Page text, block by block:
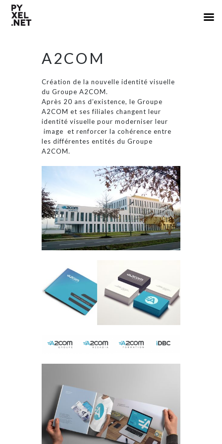
A2COM
Création de la nouvelle identité visuelle
du Groupe A2COM.
Après 20 ans d’existence, le Groupe
A2COM et ses filiales changent leur
identité visuelle pour moderniser leur
image et renforcer la cohérence entre
les différentes entités du Groupe
A2COM.